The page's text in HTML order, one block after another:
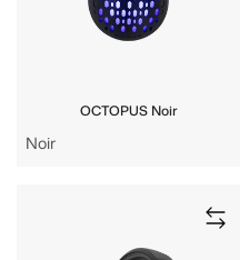
OCTOPUS Noir
Noir